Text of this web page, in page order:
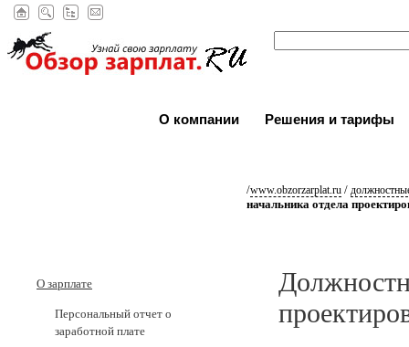
О компании Решения и тарифы
/www.obzorzarplat.ru /
начальника отдела
О зарплате
Персональный отчет о
заработной плате